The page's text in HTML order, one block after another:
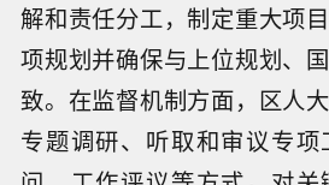
解和责任分工，制定重大项
项规划并确保与上位规划、
致。在监督机制方面，区人
专题调研、听取和审议专